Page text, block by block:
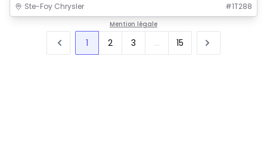
Ste-Foy Chrysler #1T288
Mention légale
1 2 3 ... 15